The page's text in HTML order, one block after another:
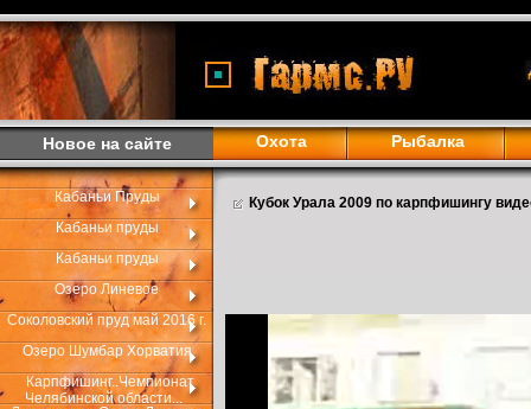
Новое на сайте Охота Рыбалка
Кабаньи Пруды
Кабаньи пруды
Кабаньи пруды
Озеро Линевое
Соколовский пруд май 2016 г.
Озеро Шумбар Хорватия
Карпфишинг..Чемпионат
Челябинской области...
Кубок Урала 2009 по карпфишингу